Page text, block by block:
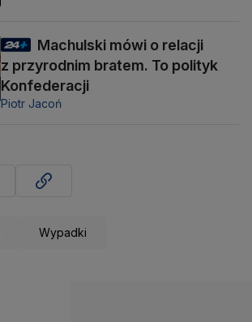
Machulski mówi o relacji
z przyrodnim bratem. To polityk
Konfederacji
Piotr Jacoń
Wypadki